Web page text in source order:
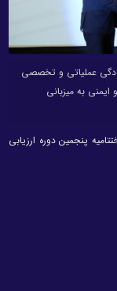
عملیاتی و تخصصی
به میزبانی
پنجمین دوره ارزیابی